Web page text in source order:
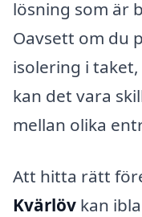
lösning som är
Oavsett om du
isolering i
kan det vara
mellan olika
Att hitta rätt
Kvärlöv kan